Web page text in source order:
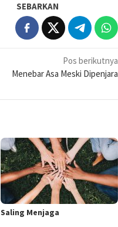
SEBARKAN
Pos berikutnya
Menebar Asa Meski Dipenjara
Saling Menjaga